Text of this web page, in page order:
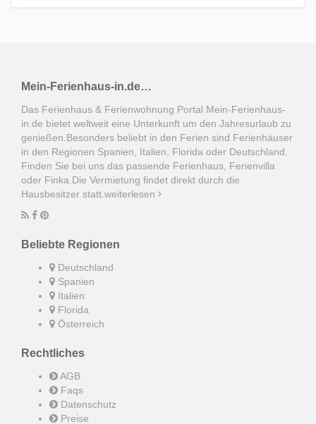
Mein-Ferienhaus-in.de…
Das Ferienhaus & Ferienwohnung Portal Mein-Ferienhaus-
in.de bietet weltweit eine Unterkunft um den Jahresurlaub zu
genießen.Besonders beliebt in den Ferien sind Ferienhäuser
in den Regionen Spanien, Italien, Florida oder Deutschland.
Finden Sie bei uns das passende Ferienhaus, Ferienvilla
oder Finka.Die Vermietung findet direkt durch die
Hausbesitzer statt. weiterlesen
Beliebte Regionen
Deutschland
Spanien
Italien
Florida
Österreich
Rechtliches
AGB
Faqs
Datenschutz
Preise